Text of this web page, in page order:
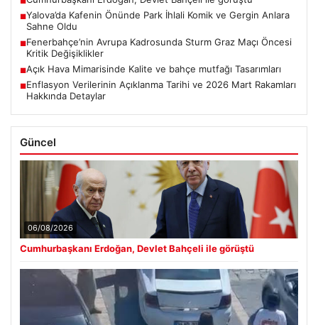
■Yalova’da Kafenin Önünde Park İhlali Komik ve Gergin Anlara
Sahne Oldu
■Fenerbahçe’nin Avrupa Kadrosunda Sturm Graz Maçı Öncesi
Kritik Değişiklikler
■Açık Hava Mimarisinde Kalite ve bahçe mutfağı Tasarımları
■Enflasyon Verilerinin Açıklanma Tarihi ve 2026 Mart Rakamları
Hakkında Detaylar
Güncel
06/08/2026
Cumhurbaşkanı Erdoğan, Devlet Bahçeli ile görüştü